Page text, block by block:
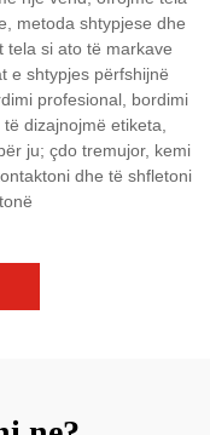
metoda shtypjese dhe
tela si ato të markave
e shtypjes përfshijnë
profesional, bordimi
dizajnojmë etiketa,
ju; çdo tremujor, kemi
dhe të shfletoni